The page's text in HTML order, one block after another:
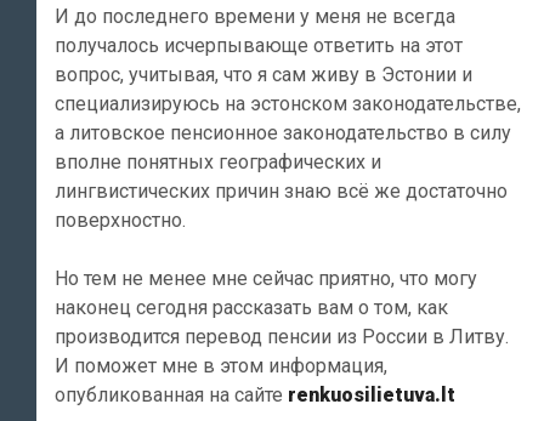
И до последнего времени у меня не всегда
получалось исчерпывающе ответить на этот
вопрос, учитывая, что я сам живу в Эстонии и
специализируюсь на эстонском законодательстве,
а литовское пенсионное законодательство в силу
вполне понятных географических и
лингвистических причин знаю всё же достаточно
поверхностно.
Но тем не менее мне сейчас приятно, что могу
наконец сегодня рассказать вам о том, как
производится перевод пенсии из России в Литву.
И поможет мне в этом информация,
опубликованная на сайте renkuosilietuva.lt